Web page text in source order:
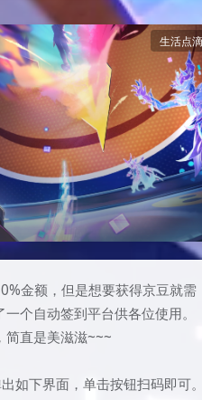
生活点滴
金额，但是想要获得京豆就需
个自动签到平台供各位使用。
简直是美滋滋~~~
如下界面，单击按钮扫码即可。